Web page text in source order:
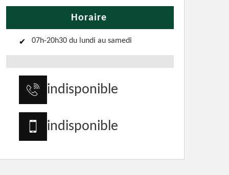
Horaire
07h-20h30 du lundi au samedi
indisponible
indisponible